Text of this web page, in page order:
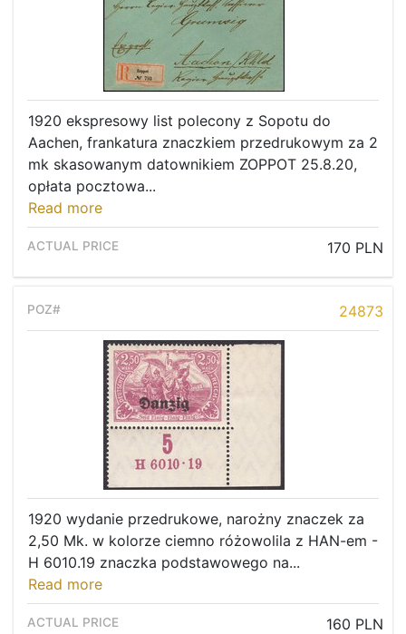
1920 ekspresowy list polecony z Sopotu do
Aachen, frankatura znaczkiem przedrukowym za 2
mk skasowanym datownikiem ZOPPOT 25.8.20,
opłata pocztowa...
Read more
170 PLN
24873
1920 wydanie przedrukowe, narożny znaczek za
2,50 Mk. w kolorze ciemno różowolila z HAN-em -
H 6010.19 znaczka podstawowego na...
Read more
160 PLN